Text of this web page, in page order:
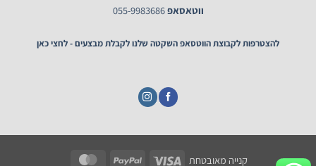
ווטאסאפ055-9983686
להצטרפות לקבוצת הווטסאפ השקטה שלנו לקבלת מבצעים - לחצי כאן
קנייה מאובטחת Visa
PayPal